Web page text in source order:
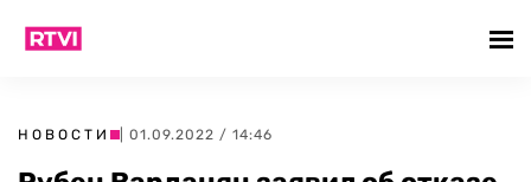
НОВОСТИ | 01.09.2022 / 14:46